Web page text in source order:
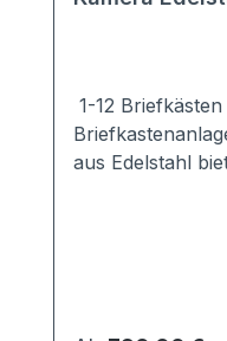
1-12
aus Edelstahl
Wählen Sie die